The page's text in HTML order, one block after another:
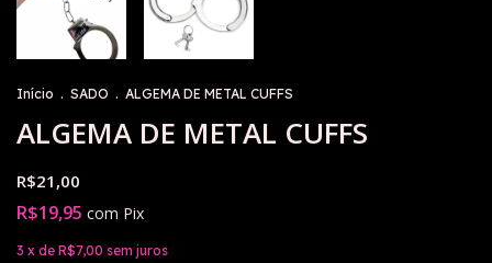
Início . SADO . ALGEMA DE METAL CUFFS
ALGEMA DE METAL CUFFS
R$21,00
R$19,95 com Pix
3 x de R$7,00 sem juros